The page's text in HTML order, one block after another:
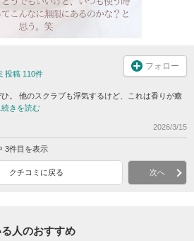
投稿 110件
フォロー
。 他のスクラブも浮気するけど、これは香りが癒
続きを読む
2026/3/15
3件目を表示
クチコミに戻る 次へ
人のおすすめ